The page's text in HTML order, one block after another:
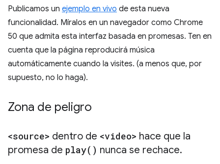
Publicamos un ejemplo en vivo de esta nueva
funcionalidad. Míralos en un navegador como Chrome
50 que admita esta interfaz basada en promesas. Ten en
cuenta que la página reproducirá música
automáticamente cuando la visites. (a menos que, por
supuesto, no lo haga).
Zona de peligro
<source> dentro de <video> hace que la
promesa de play( ) nunca se rechace.